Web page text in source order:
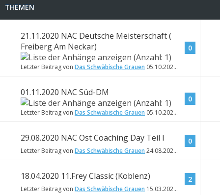
THEMEN
21.11.2020 NAC Deutsche Meisterschaft (
Freiberg Am Neckar)
Letzter Beitrag von Das Schwäbische Grauen 05.10.2020
0
01.11.2020 NAC Süd-DM
Letzter Beitrag von Das Schwäbische Grauen 05.10.2020
0
29.08.2020 NAC Ost Coaching Day Teil I
Letzter Beitrag von Das Schwäbische Grauen 24.08.2020
0
18.04.2020 11.Frey Classic (Koblenz)
Letzter Beitrag von Das Schwäbische Grauen 15.03.2020
2